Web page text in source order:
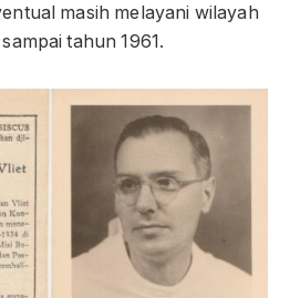
masih melayani wilayah
tahun 1961.